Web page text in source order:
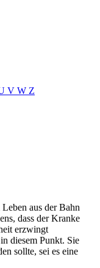
V W Z
aus der Bahn
dass der Kranke
erzwingt
diesem Punkt. Sie
sollte, sei es eine